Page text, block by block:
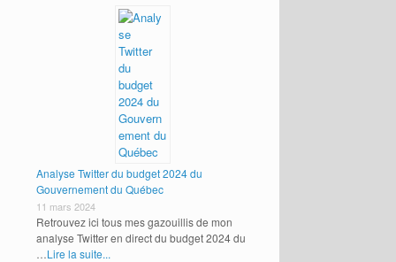
Analyse Twitter du budget 2024 du
Gouvernement du Québec
11 mars 2024
Retrouvez ici tous mes gazouillis de mon
analyse Twitter en direct du budget 2024 du
…Lire la suite...